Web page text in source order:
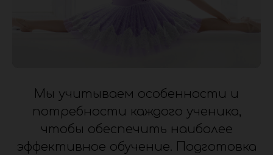
Мы учитываем особенности и
потребности каждого ученика,
чтобы обеспечить наиболее
эффективное обучение. Подготовка